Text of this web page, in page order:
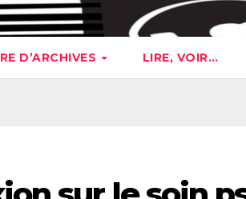
D’ARCHIVES LIRE, VOIR…